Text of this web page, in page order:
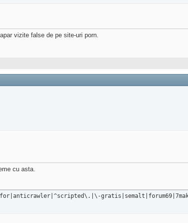
vizite false de pe site-uri porn.
cu asta.